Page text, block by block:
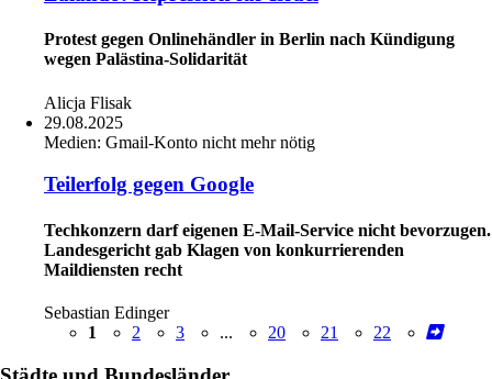
Protest gegen Onlinehändler in Berlin nach Kündigung
wegen Palästina-Solidarität
Alicja Flisak
29.08.2025
Medien: Gmail-Konto nicht mehr nötig
Teilerfolg gegen Google
Techkonzern darf eigenen E-Mail-Service nicht bevorzugen.
Landesgericht gab Klagen von konkurrierenden
Maildiensten recht
Sebastian Edinger
1
2 3 ... 20 21 22